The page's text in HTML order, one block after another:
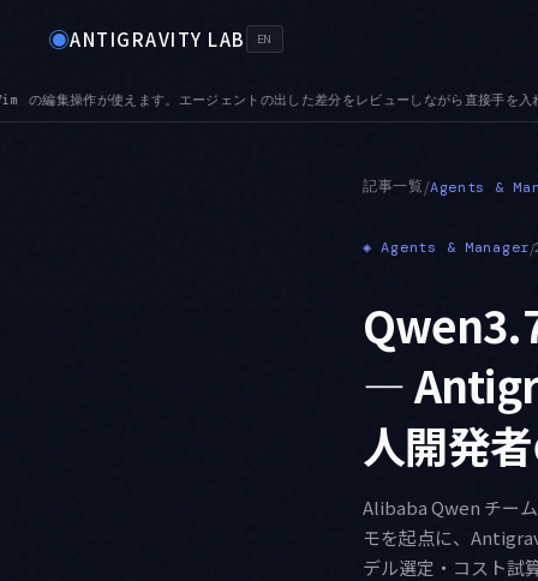
◉ANTIGRAVITY LAB EN
レビューしながら直接手を入れられます●TABS — プレビュータブが加わりました
記事一覧/Agents &
◈ Agents & Manager/
—
人開発
Alibaba Qwen チー
モを起点に、
デル選定・コスト試